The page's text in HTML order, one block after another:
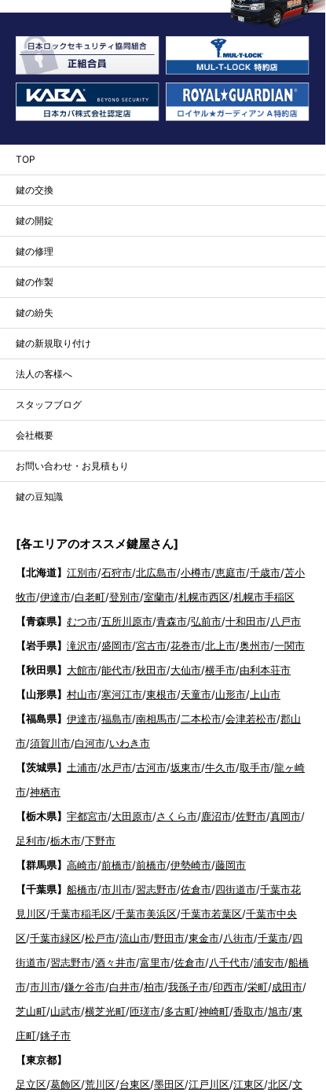
TOP
鍵の交換
鍵の開錠
鍵の修理
鍵の作製
鍵の紛失
鍵の新規取り付け
法人の客様へ
スタッフブログ
会社概要
お問い合わせ・お見積もり
鍵の豆知識
[各エリアのオススメ鍵屋さん]
【北海道】 江別市/石狩市/北広島市/小樽市/恵庭市/千歳市/苫小
牧市/伊達市/白老町/登別市/室蘭市/札幌市西区/札幌市手稲区
【青森県】 むつ市/五所川原市/青森市/弘前市/十和田市/八戸市
【岩手県】 滝沢市/盛岡市/宮古市/花巻市/北上市/奥州市/一関市
【秋田県】 大館市/能代市/秋田市/大仙市/横手市/由利本荘市
【山形県】 村山市/寒河江市/東根市/天童市/山形市/上山市
【福島県】 伊達市/福島市/南相馬市/二本松市/会津若松市/郡山
市/須賀川市/白河市/いわき市
【茨城県】 土浦市/水戸市/古河市/坂東市/牛久市/取手市/龍ヶ崎
市/神栖市
【栃木県】 宇都宮市/大田原市/さくら市/鹿沼市/佐野市/真岡市/
足利市/栃木市/下野市
【群馬県】 高崎市/前橋市/前橋市/伊勢崎市/藤岡市
【千葉県】 船橋市/市川市/習志野市/佐倉市/四街道市/千葉市花
見川区/千葉市稲毛区/千葉市美浜区/千葉市若葉区/千葉市中央
区/千葉市緑区/松戸市/流山市/野田市/東金市/八街市/千葉市/四
街道市/習志野市/酒々井市/富里市/佐倉市/八千代市/浦安市/船橋
市/市川市/鎌ケ谷市/白井市/柏市/我孫子市/印西市/栄町/成田市/
芝山町/山武市/横芝光町/匝瑳市/多古町/神崎町/香取市/旭市/東
庄町/銚子市
【東京都】
足立区/葛飾区/荒川区/台東区/墨田区/江戸川区/江東区/北区/文